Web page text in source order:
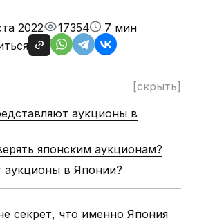
2022 17354
7 мин
аукционы в
японским аукционам?
аукционы в Японии?
[скрыть]
секрет, что именно Япония